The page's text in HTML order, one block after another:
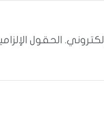
الحقول